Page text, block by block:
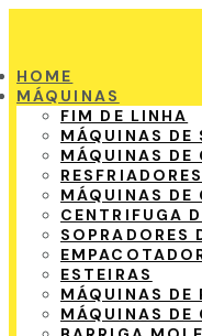
HOME
MÁQUINAS
FIM DE LINHA
MÁQUINAS DE
MÁQUINAS DE
MÁQUINAS DE
CENTRIFUGA
SOPRADORES
ESTEIRAS
MÁQUINAS DE
MÁQUINAS DE